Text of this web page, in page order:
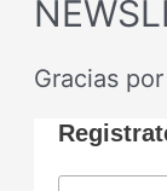
Gracias